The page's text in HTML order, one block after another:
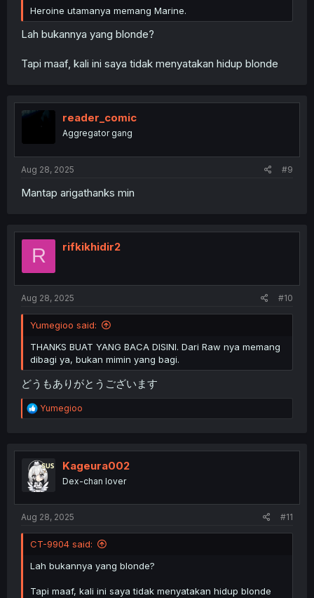
Heroine utamanya memang Marine.
Lah bukannya yang blonde?
Tapi maaf, kali ini saya tidak menyatakan hidup blonde
reader_comic
Aggregator gang
Aug 28, 2025 #9
Mantap arigathanks min
R rifkikhidir2
Aug 28, 2025 #10
Yumegioo said:
THANKS BUAT YANG BACA DISINI. Dari Raw nya memang
dibagi ya, bukan mimin yang bagi.
どうもありがとうございます
R
e
t
i
o
n
Yumegioo
Kageura002
Dex-chan lover
Aug 28, 2025 #11
CT-9904 said:
Lah bukannya yang blonde?
Tapi maaf, kali ini saya tidak menyatakan hidup blonde